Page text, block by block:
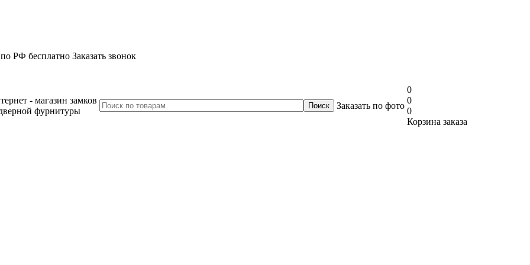
РФ бесплатно Заказать звонок
- магазин замков
фурнитуры
Заказать по фото
0
0
0
Корзина заказа